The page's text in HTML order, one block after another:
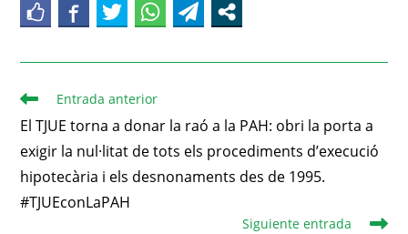
Entrada anterior
El TJUE torna a donar la raó a la PAH: obri la porta a
exigir la nul·litat de tots els procediments d’execució
hipotecària i els desnonaments des de 1995.
#TJUEconLaPAH
Siguiente entrada